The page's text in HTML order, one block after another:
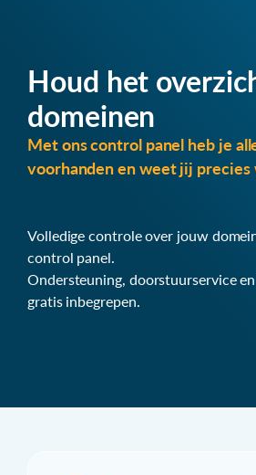
Houd het
domeinen
Met ons control panel heb je
voorhanden en weet jij precies
Volledige controle over jouw
control panel.
Ondersteuning, doorstuurservice
gratis inbegrepen.